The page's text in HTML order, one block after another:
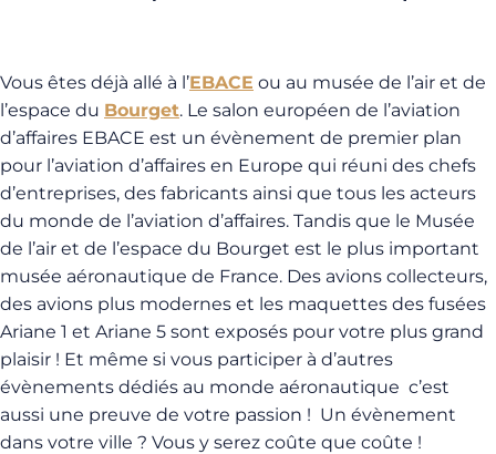
Vous êtes déjà allé à l’EBACE ou au musée de l’air et de
l’espace du Bourget. Le salon européen de l’aviation
d’affaires EBACE est un évènement de premier plan
pour l’aviation d’affaires en Europe qui réuni des chefs
d’entreprises, des fabricants ainsi que tous les acteurs
du monde de l’aviation d’affaires. Tandis que le Musée
de l’air et de l’espace du Bourget est le plus important
musée aéronautique de France. Des avions collecteurs,
des avions plus modernes et les maquettes des fusées
Ariane 1 et Ariane 5 sont exposés pour votre plus grand
plaisir ! Et même si vous participer à d’autres
évènements dédiés au monde aéronautique c’est
aussi une preuve de votre passion ! Un évènement
dans votre ville ? Vous y serez coûte que coûte !